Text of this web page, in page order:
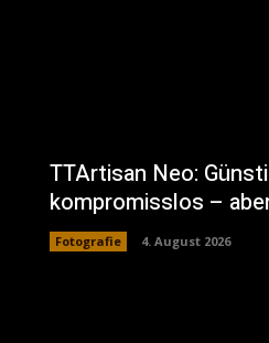
TTArtisan Neo:
kompromisslos –
Fotografie 4. August 2026